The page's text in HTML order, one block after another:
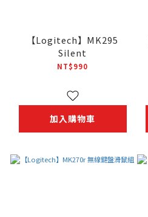
【Logitech】MK295
Silent
NT$990
加入購物車